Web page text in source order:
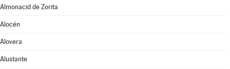
Almonacid de Zorita
Alocén
Alovera
Alustante